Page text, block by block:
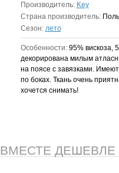
Производитель: Key
Страна производитель:
Сезон: лето
Особенности: 95% вискоза,
декорирована милым
на поясе с завязками.
по боках. Ткань очень
хочется снимать!
ВМЕСТЕ ДЕШЕВЛЕ